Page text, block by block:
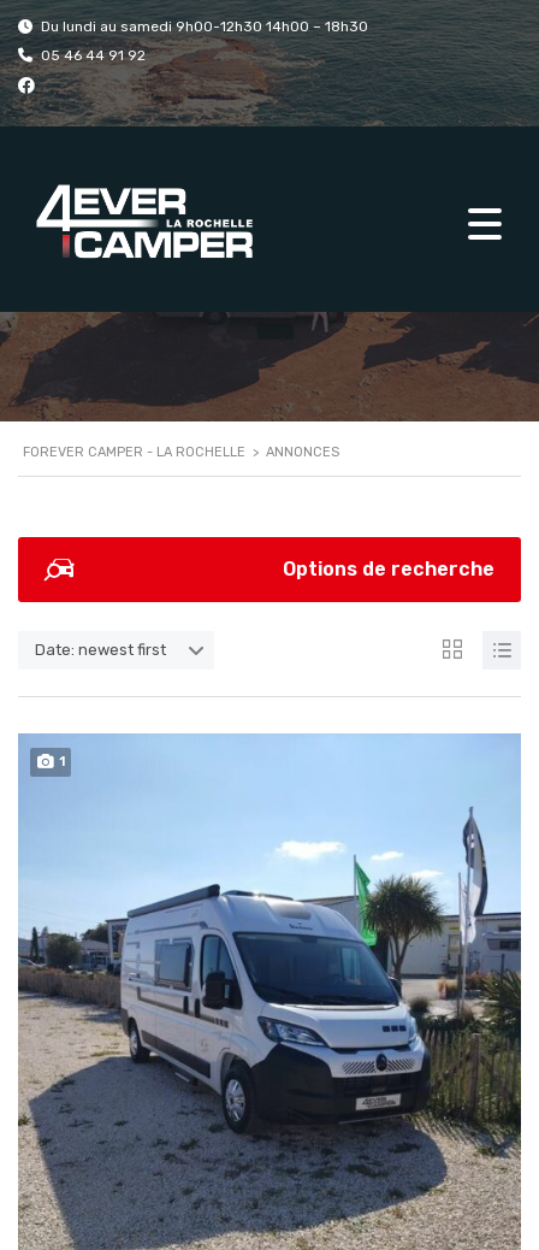
Du lundi au samedi 9h00-12h30 14h00 – 18h30
05 46 44 91 92
ANNONCES
Camping-cars modèles profilé, intégral, capucine
FOREVER CAMPER - LA ROCHELLE > ANNONCES
Options de recherche
Date: newest first
1